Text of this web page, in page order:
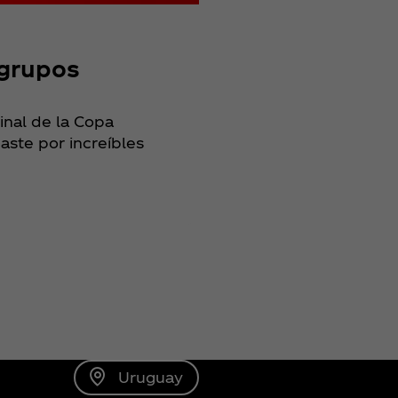
de la Copa
por increíbles
Uruguay